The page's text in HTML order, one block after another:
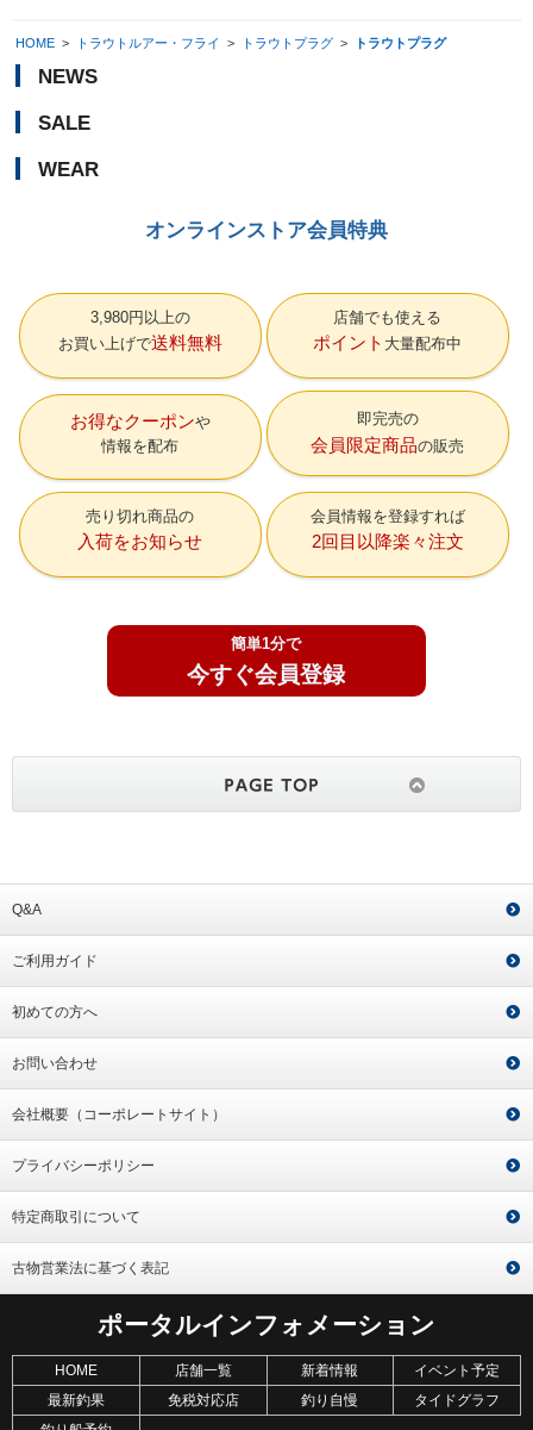
HOME > トラウトルアー・フライ > トラウトプラグ > トラウトプラグ
NEWS
SALE
WEAR
オンラインストア会員特典
3,980円以上の
お買い上げで送料無料
店舗でも使える
ポイント 大量配布中
お得なクーポン
情報を配布
即完売の
会員限定商品の販売
売り切れ商品の
入荷をお知らせ
会員情報を登録すれば
2回目以降楽々注文
簡単1分で
今すぐ会員登録
Q&A
ご利用ガイド
初めての方へ
お問い合わせ
会社概要（コーポレートサイト）
プライバシーポリシー
特定商取引について
古物営業法に基づく表記
ポータルインフォメーション
HOME 店舗一覧 新着情報
イベント予定
最新釣果
免税対応店 釣り自慢
タイドグラフ